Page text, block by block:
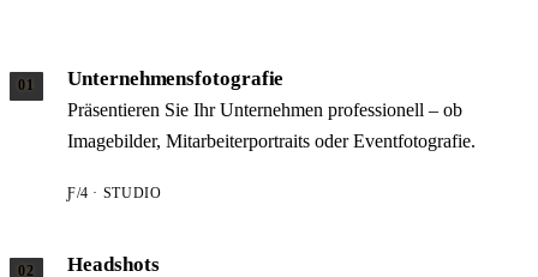
01 Unternehmensfotografie
Präsentieren Sie Ihr Unternehmen professionell – ob
Imagebilder, Mitarbeiterportraits oder Eventfotografie.
Ƒ/4 · STUDIO
02 Headshots